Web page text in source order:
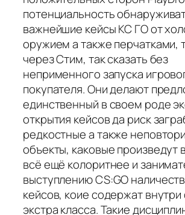
потенциальность
важнейшие кейсы КС ГО от
оружием а также перчатками,
через Стим, так сказать без
неприменного запуска
покупателя. Они делают
единственный в своем роде
открытия кейсов да риск
редкостные а также
объекты, каковые произведут
всё ещё колоритнее и
выступлению CS:GO
кейсов, коие содержат
экстра класса. Такие